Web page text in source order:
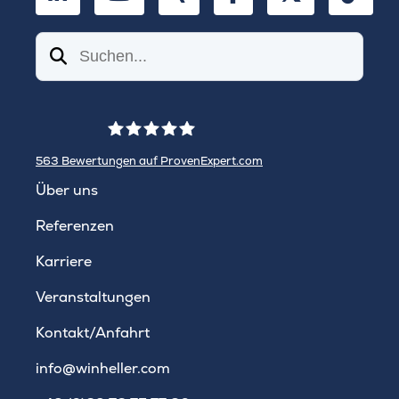
Suchen
563 Bewertungen auf ProvenExpert.com
Über uns
Referenzen
Karriere
Veranstaltungen
Kontakt/Anfahrt
info@winheller.com